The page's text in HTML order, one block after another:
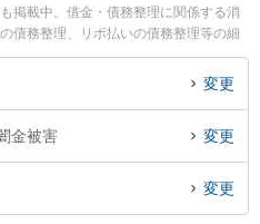
掲載中。借金・債務整理に関係する消
債務整理、リボ払いの債務整理等の細
す。特に古屋法律事務所の古屋 岳弁護
みなどが注目されています。『長岡京
長岡京市内の弁護士に相談予約した
めです。
変更
金被害 変更
変更